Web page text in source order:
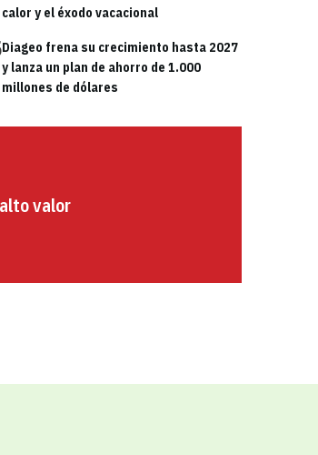
calor y el éxodo vacacional
Diageo frena su crecimiento hasta 2027
y lanza un plan de ahorro de 1.000
millones de dólares
valor